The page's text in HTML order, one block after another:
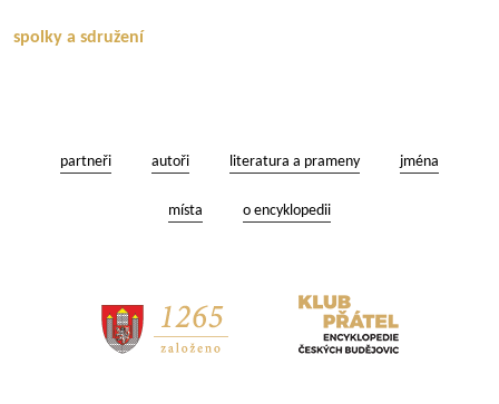
spolky a sdružení
partneři autoři literatura a prameny jména
místa o encyklopedii